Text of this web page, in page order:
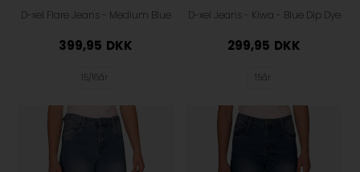
D-xel Flare Jeans - Medium Blue
399,95 DKK
15/16år
D-xel Jeans - Kiwa - Blue Dip Dye
299,95 DKK
15år